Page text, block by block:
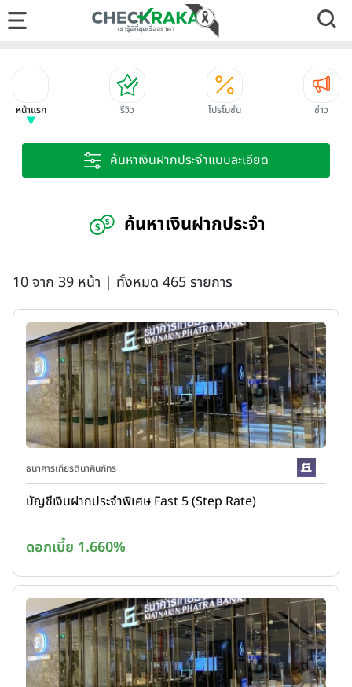
หน้าแรก รีวิว โปรโมชั่น ข่าว
ค้นหาเงินฝากประจำแบบละเอียด
ค้นหาเงินฝากประจำ
10 จาก 39 หน้า | ทั้งหมด 465 รายการ
ธนาคารเกียรตินาคินภัทร
บัญชีเงินฝากประจำพิเศษ Fast 5 (Step Rate)
ดอกเบี้ย 1.660%